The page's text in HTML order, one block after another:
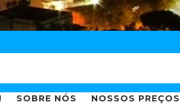
SOBRE NÓS NOSSOS PREÇOS